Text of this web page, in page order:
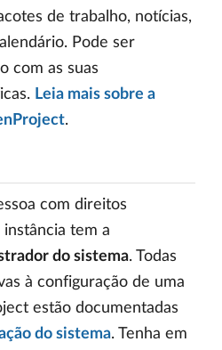
de trabalho, notícias,
Pode ser
com as suas
Leia mais sobre a
.
com direitos
tem a
do sistema. Todas
à configuração de uma
estão documentadas
do sistema. Tenha em